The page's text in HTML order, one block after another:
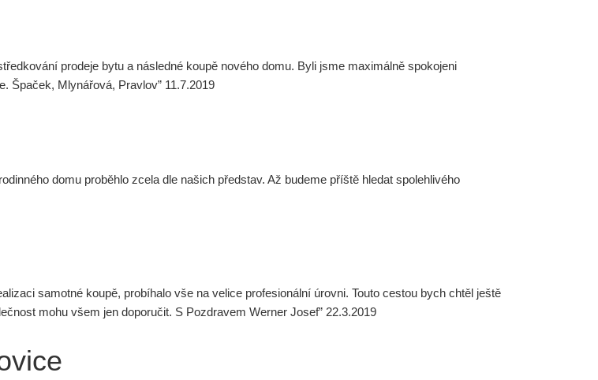
prodeje bytu a následné koupě nového domu. Byli jsme maximálně spokojeni
Špaček, Mlynářová, Pravlov” 11.7.2019
domu proběhlo zcela dle našich představ. Až budeme příště hledat spolehlivého
samotné koupě, probíhalo vše na velice profesionální úrovni. Touto cestou bych chtěl ještě
mohu všem jen doporučit. S Pozdravem Werner Josef” 22.3.2019